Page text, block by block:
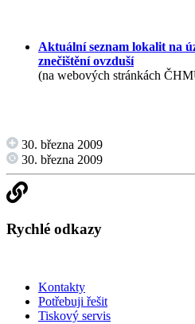
Aktuální seznam lokalit na
znečištění ovzduší
(na webových stránkách
30. března 2009
30. března 2009
Rychlé odkazy
Kontakty
Potřebuji řešit
Tiskový servis